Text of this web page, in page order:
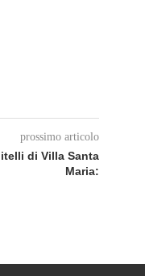
prossimo articolo
di Villa Santa
Maria: